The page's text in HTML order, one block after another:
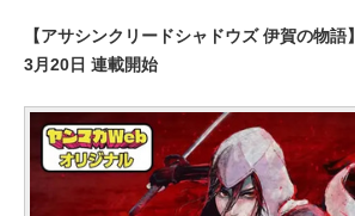
【アサシンクリードシャドウズ 伊賀の物語】
3月20日 連載開始